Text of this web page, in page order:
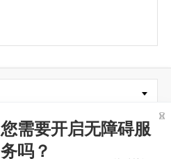
您需要开启无障碍服
务吗？
